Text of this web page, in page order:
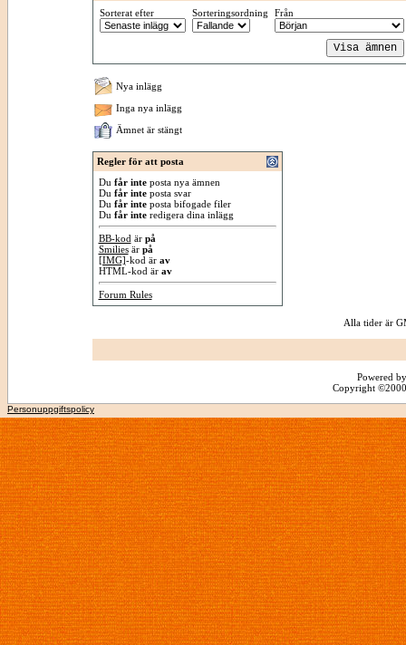
Sorterat efter
Sorteringsordning Från
Nya inlägg
Inga nya inlägg
Ämnet är stängt
Regler för att posta
Du får inteposta nya ämnen
Du får inteposta svar
Du får inteposta bifogade filer
Du får interedigera dina inlägg
BB-kod är på
Smiliesär på
[IMG]-kod är av
HTML-kod är av
Forum Rules
Alla tider är
Powered
Copyright
Personuppgiftspolicy